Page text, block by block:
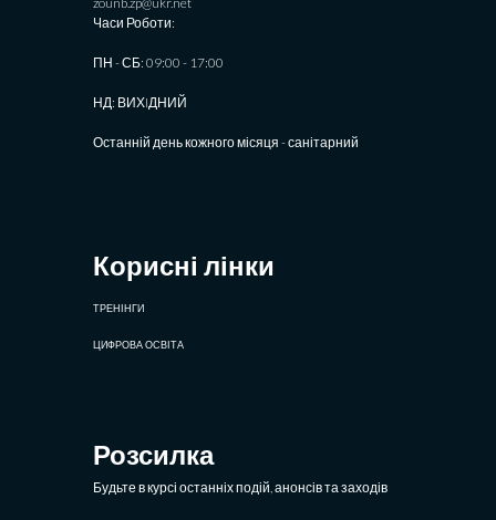
Часи Роботи:
ПН - СБ: 09:00 - 17:00
НД: ВИХIДНИЙ
Останній день кожного місяця - санітарний
Корисні лінки
ТРЕНІНГИ
ЦИФРОВА ОСВІТА
Розсилка
Будьте в курсі останніх подій, анонсів та заходів